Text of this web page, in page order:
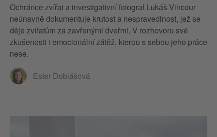
Ochránce zvířat a investigativní fotograf Lukáš Vincour
neúnavně dokumentuje krutost a nespravedlnost, jež se
děje zvířatům za zavřenými dveřmi. V rozhovoru své
zkušenosti i emocionální zátěž, kterou s sebou jeho práce
nese.
Ester Dobiášová